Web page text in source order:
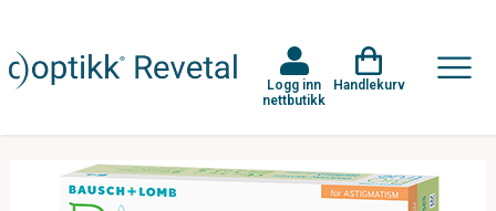
Logg inn
nettbutikk
Handlekurv